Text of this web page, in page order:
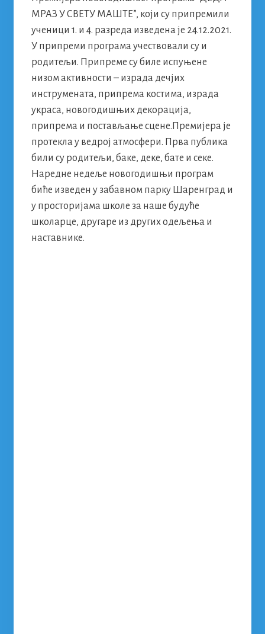
МРАЗ У СВЕТУ МАШТЕ”, који су припремили
ученици 1. и 4. разреда изведена је 24.12.2021.
У припреми програма учествовали су и
родитељи. Припреме су биле испуњене
низом активности – израда дечјих
инструмената, припрема костима, израда
украса, новогодишњих декорација,
припрема и постављање сцене.Премијера је
протекла у ведрој атмосфери. Прва публика
били су родитељи, баке, деке, бате и секе.
Наредне недеље новогодишњи програм
биће изведен у забавном парку Шаренград и
у просторијама школе за наше будуће
школарце, другаре из других одељења и
наставнике.